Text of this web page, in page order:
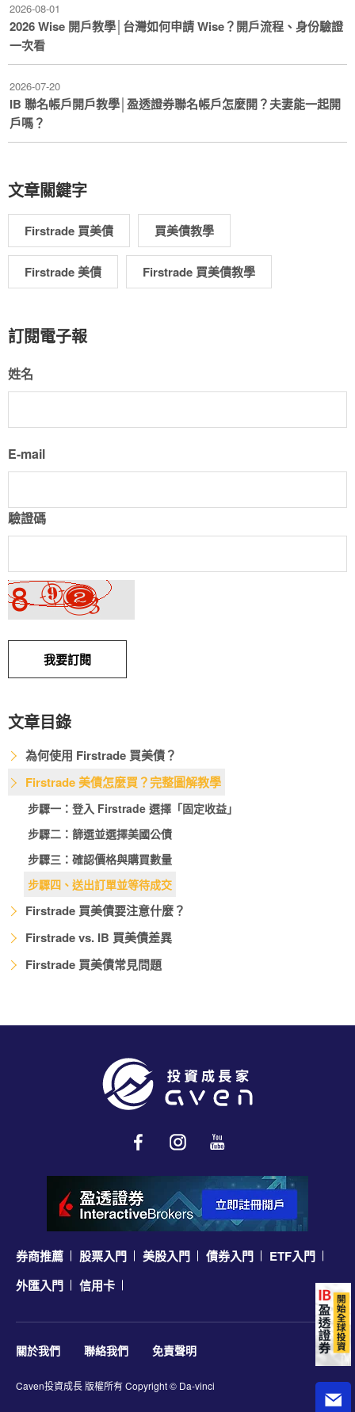
2026-08-01
2026 Wise 開戶教學│台灣如何申請 Wise？開戶流程、身份驗證
一次看
2026-07-20
IB 聯名帳戶開戶教學│盈透證券聯名帳戶怎麼開？夫妻能一起開
戶嗎？
文章關鍵字
Firstrade 買美債 買美債教學
Firstrade 美債 Firstrade 買美債教學
訂閱電子報
姓名
E-mail
驗證碼
我要訂閱
文章目錄
為何使用 Firstrade 買美債？
Firstrade 美債怎麼買？完整圖解教學
步驟一：登入 Firstrade 選擇「固定收益」
步驟二：篩選並選擇美國公債
步驟三：確認價格與購買數量
步驟四、送出訂單並等待成交
Firstrade 買美債要注意什麼？
Firstrade vs. IB 買美債差異
Firstrade 買美債常見問題
券商推薦 股票入門 美股入門 債券入門
ETF入門
外匯入門
信用卡
關於我們 聯絡我們 免責聲明
Caven投資成長 版權所有 Copyright © Da-vinci